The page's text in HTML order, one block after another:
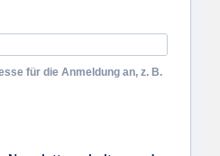
für die Anmeldung an, z. B.